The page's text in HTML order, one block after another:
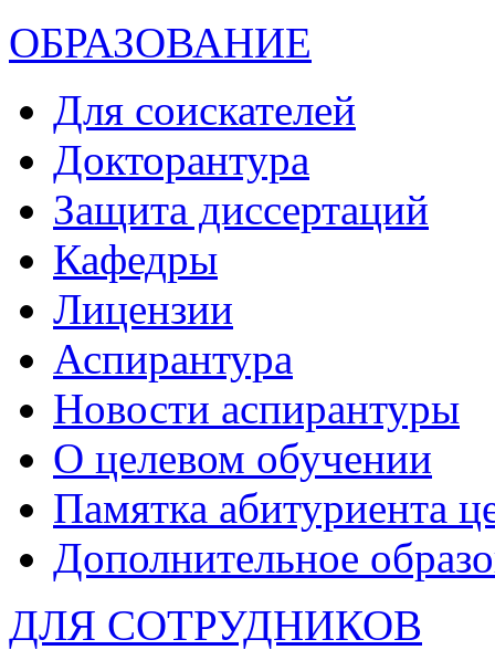
ОБРАЗОВАНИЕ
Для соискателей
Докторантура
Защита диссертаций
Кафедры
Лицензии
Аспирантура
Новости аспирантуры
О целевом обучении
Памятка абитуриента
Дополнительное
ДЛЯ СОТРУДНИКОВ